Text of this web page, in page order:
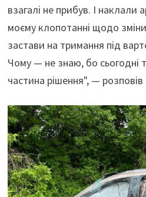
взагалі не прибув. І
моєму клопотанні щодо
застави на тримання під
Чому — не знаю, бо сьогодні
частина рішення", —